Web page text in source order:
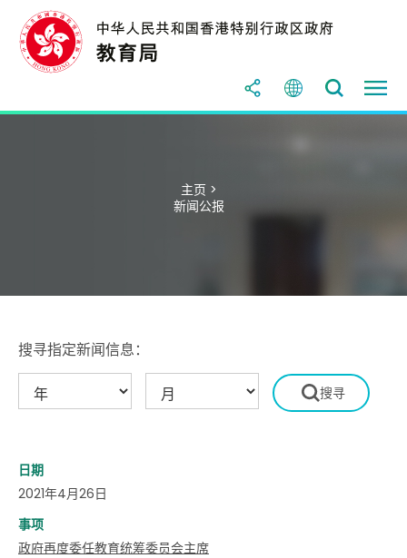
主页 >
新闻公报
搜寻指定新闻信息：
日期
2021年4月26日
事项
政府再度委任教育统筹委员会主席